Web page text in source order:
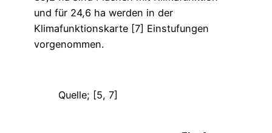
und für 24,6 ha werden in der
Klimafunktionskarte [7] Einstufungen
vorgenommen.
Quelle; [5, 7]